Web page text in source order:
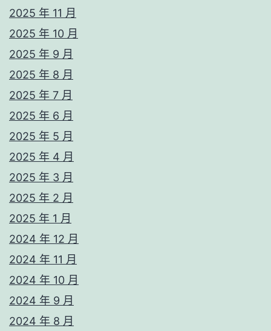
2025 年 11 月
2025 年 10 月
2025 年 9 月
2025 年 8 月
2025 年 7 月
2025 年 6 月
2025 年 5 月
2025 年 4 月
2025 年 3 月
2025 年 2 月
2025 年 1 月
2024 年 12 月
2024 年 11 月
2024 年 10 月
2024 年 9 月
2024 年 8 月